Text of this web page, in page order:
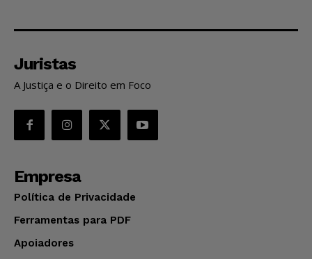
Juristas
A Justiça e o Direito em Foco
Empresa
Política de Privacidade
Ferramentas para PDF
Apoiadores